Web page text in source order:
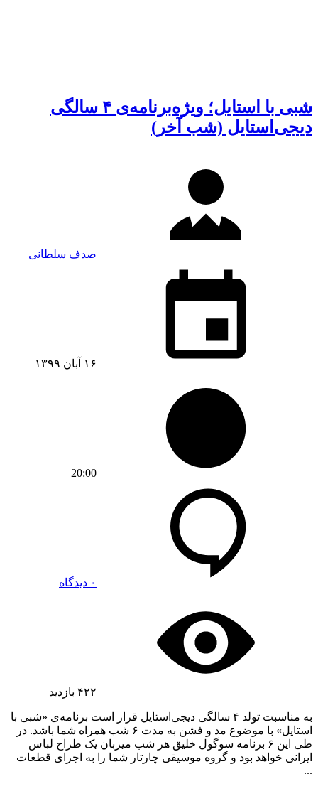
شبی با استایل؛ ویژه‌برنامه‌ی ۴ سالگی
دیجی‌استایل (شب آخر)
صدف سلطانی
۱۶ آبان ۱۳۹۹
20:00
۰ دیدگاه
۴۲۲ بازدید
به مناسبت تولد ۴ سالگی دیجی‌استایل قرار است برنامه‌ی «شبی با
استایل» با موضوع مد و فشن به مدت ۶ شب همراه شما باشد. در
طی این ۶ برنامه سوگول خلیق هر شب میزبان یک طراح لباس
ایرانی خواهد بود و گروه موسیقی چارتار شما را به اجرای قطعات
...